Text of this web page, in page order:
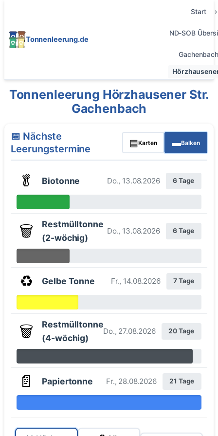
Tonnenleerung.de
Start
ND-SOB
Gachenbach
Tonnenleerung Hörzhausener Str.
Gachenbach
📅 Nächste
Leerungstermine
▤Karten ▬Balken
🥬 Biotonne Do., 13.08.2026 6 Tage
🗑️
Restmülltonne
(2-wöchig)
Do., 13.08.2026 6 Tage
♻️ Gelbe Tonne Fr., 14.08.2026 7 Tage
🗑️
Restmülltonne
(4-wöchig)
Do., 27.08.2026 20 Tage
📄 Papiertonne Fr., 28.08.2026 21 Tage